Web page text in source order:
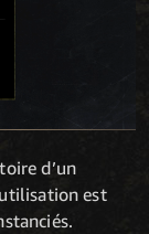
d’un
est